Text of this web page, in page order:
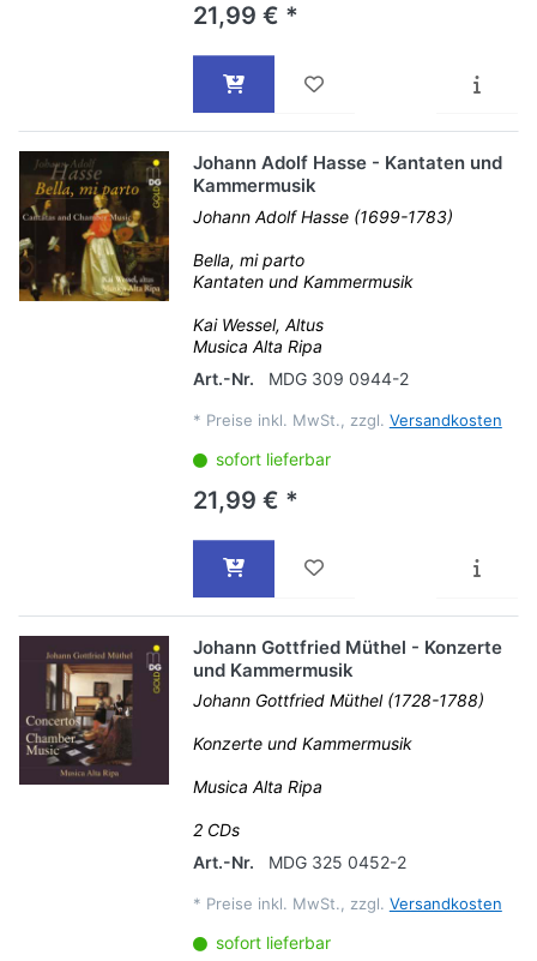
21,99 € *
Johann Adolf Hasse - Kantaten und
Kammermusik
Johann Adolf Hasse (1699-1783)
Bella, mi parto
Kantaten und Kammermusik
Kai Wessel, Altus
Musica Alta Ripa
Art.-Nr.
MDG 309 0944-2
* Preise inkl. MwSt., zzgl. Versandkosten
sofort lieferbar
21,99 € *
Johann Gottfried Müthel - Konzerte
und Kammermusik
Johann Gottfried Müthel (1728-1788)
Konzerte und Kammermusik
Musica Alta Ripa
2 CDs
Art.-Nr.
MDG 325 0452-2
* Preise inkl. MwSt., zzgl. Versandkosten
sofort lieferbar